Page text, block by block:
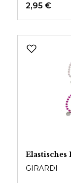
2,95 €
GIRARDI